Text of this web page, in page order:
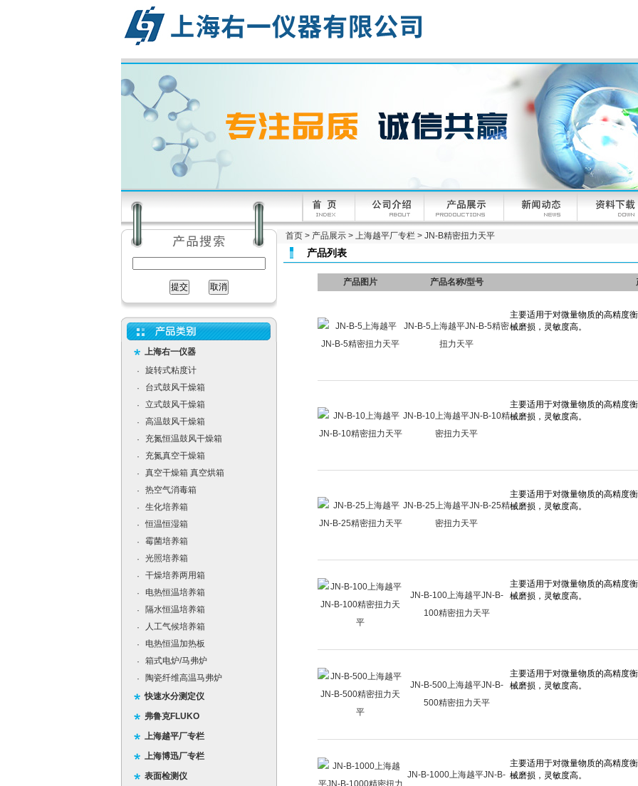
上海右一仪器
·
旋转式粘度计
·
台式鼓风干燥箱
·
立式鼓风干燥箱
·
高温鼓风干燥箱
·
充氮恒温鼓风干燥箱
·
充氮真空干燥箱
·
真空干燥箱 真空烘箱
·
热空气消毒箱
·
生化培养箱
·
恒温恒湿箱
·
霉菌培养箱
·
光照培养箱
·
干燥培养两用箱
·
电热恒温培养箱
·
隔水恒温培养箱
·
人工气候培养箱
·
电热恒温加热板
·
箱式电炉/马弗炉
·
陶瓷纤维高温马弗炉
快速水分测定仪
弗鲁克FLUKO
上海越平厂专栏
上海博迅厂专栏
表面检测仪
首页 > 产品展示 > 上海越平厂专栏 > JN-B精密扭力天平
产品列表
产品图片 产品名称/型号
JN-B-5上海越平JN-B-5精密
扭力天平
JN-B-10上海越平JN-B-10精
密扭力天平
JN-B-25上海越平JN-B-25精
密扭力天平
JN-B-100上海越平JN-B-
100精密扭力天平
JN-B-500上海越平JN-B-
500精密扭力天平
JN-B-1000上海越平JN-B-